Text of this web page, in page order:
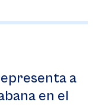
a
en el